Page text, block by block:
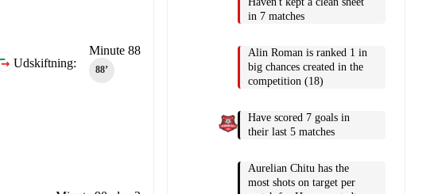
Minute 88
88‎’‎
Udskiftning:
in 7 matches
Alin Roman is ranked 1 in
big chances created in the
competition (18)
Have scored 7 goals in
their last 5 matches
Aurelian Chitu has the
most shots on target per